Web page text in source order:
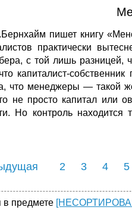
пишет книгу
практически
с той лишь разни­цей,
капиталист-
что ме­неджеры — такой
не просто капитал или
Но контроль
2 3 4 5
предмете